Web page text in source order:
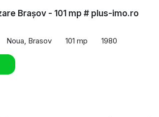
Brașov - 101 mp # plus-imo.ro
Noua, Brasov 101 mp 1980